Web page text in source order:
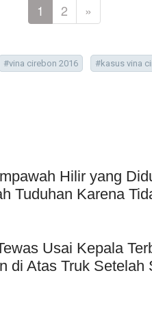
1 2 »
#vina cirebon 2016 #kasus vina
Hilir yang
Tuduhan Karena
Usai Kepala
di Atas Truk Setelah